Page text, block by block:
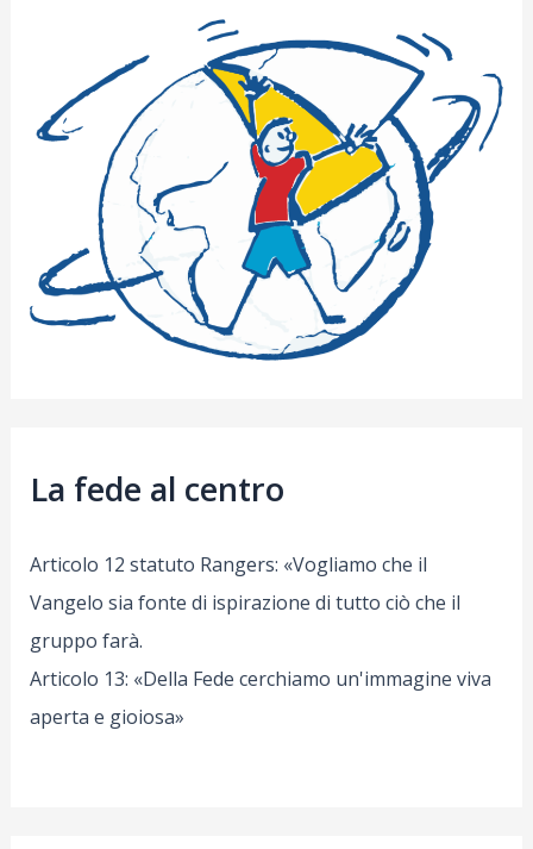
La fede al centro
Articolo 12 statuto Rangers: «Vogliamo che il
Vangelo sia fonte di ispirazione di tutto ciò che il
gruppo farà.
Articolo 13: «Della Fede cerchiamo un'immagine viva
aperta e gioiosa»